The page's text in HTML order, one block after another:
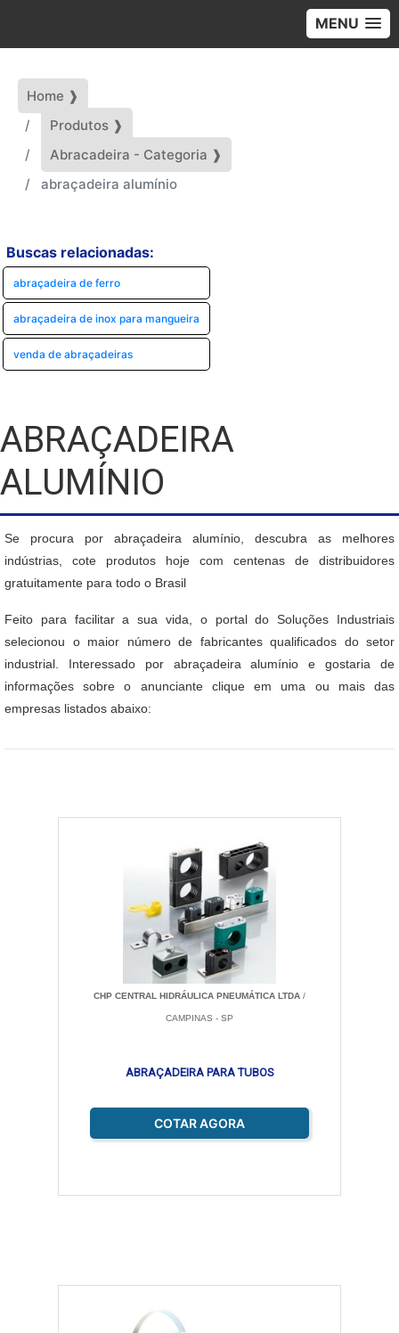
MENU
Home ❱
Produtos ❱
Abracadeira - Categoria ❱
abraçadeira alumínio
Buscas relacionadas:
abraçadeira de ferro
abraçadeira de inox para mangueira
venda de abraçadeiras
ABRAÇADEIRA
ALUMÍNIO
Se procura por abraçadeira alumínio, descubra as melhores
indústrias, cote produtos hoje com centenas de distribuidores
gratuitamente para todo o Brasil
Feito para facilitar a sua vida, o portal do Soluções Industriais
selecionou o maior número de fabricantes qualificados do setor
industrial. Interessado por abraçadeira alumínio e gostaria de
informações sobre o anunciante clique em uma ou mais das
empresas listados abaixo:
CHP CENTRAL HIDRÁULICA PNEUMÁTICA LTDA /
CAMPINAS - SP
ABRAÇADEIRA PARA TUBOS
COTAR AGORA